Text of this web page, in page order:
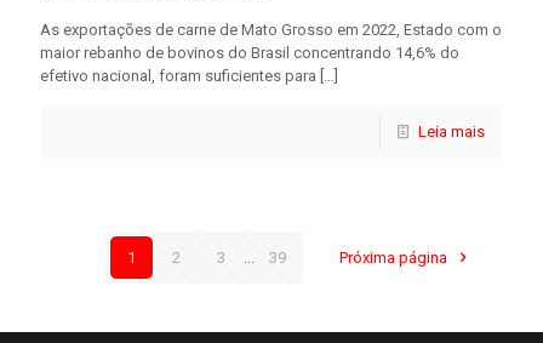
As exportações de carne de Mato Grosso em 2022, Estado com o
maior rebanho de bovinos do Brasil concentrando 14,6% do
efetivo nacional, foram suficientes para […]
Leia mais
1 2 3 ... 39 Próxima página